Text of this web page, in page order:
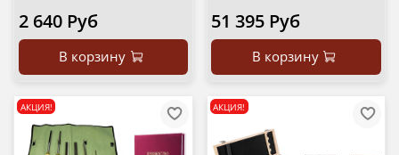
2 640 Руб
В корзину
51 395 Руб
В корзину
АКЦИЯ! АКЦИЯ!